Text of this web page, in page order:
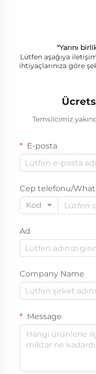
"Yarını
Lütfen aşağıya
ihtiyaçlarınıza göre
Temsilcimiz
E-posta
Cep telefonu/
Kod
Ad
Company Name
Message